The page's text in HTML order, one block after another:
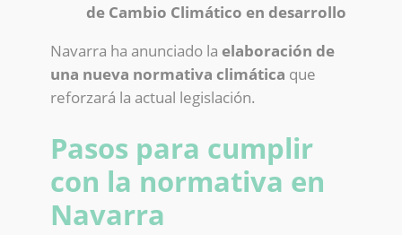
de Cambio Climático en desarrollo
Navarra ha anunciado la elaboración de
una nueva normativa climática que
reforzará la actual legislación.
Pasos para cumplir
con la normativa en
Navarra